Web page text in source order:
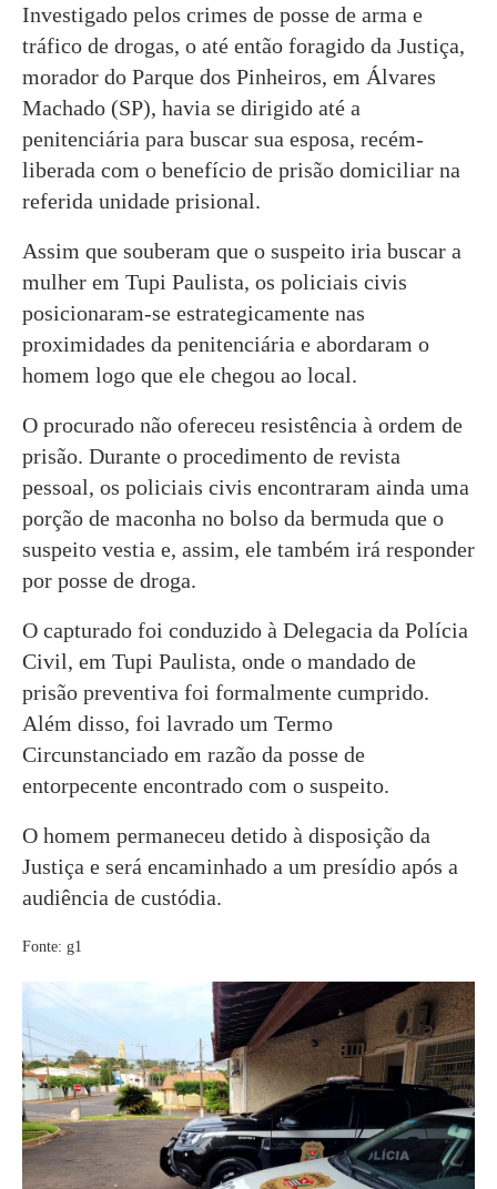
Investigado pelos crimes de posse de arma e
tráfico de drogas, o até então foragido da Justiça,
morador do Parque dos Pinheiros, em Álvares
Machado (SP), havia se dirigido até a
penitenciária para buscar sua esposa, recém-
liberada com o benefício de prisão domiciliar na
referida unidade prisional.
Assim que souberam que o suspeito iria buscar a
mulher em Tupi Paulista, os policiais civis
posicionaram-se estrategicamente nas
proximidades da penitenciária e abordaram o
homem logo que ele chegou ao local.
O procurado não ofereceu resistência à ordem de
prisão. Durante o procedimento de revista
pessoal, os policiais civis encontraram ainda uma
porção de maconha no bolso da bermuda que o
suspeito vestia e, assim, ele também irá responder
por posse de droga.
O capturado foi conduzido à Delegacia da Polícia
Civil, em Tupi Paulista, onde o mandado de
prisão preventiva foi formalmente cumprido.
Além disso, foi lavrado um Termo
Circunstanciado em razão da posse de
entorpecente encontrado com o suspeito.
O homem permaneceu detido à disposição da
Justiça e será encaminhado a um presídio após a
audiência de custódia.
Fonte: g1